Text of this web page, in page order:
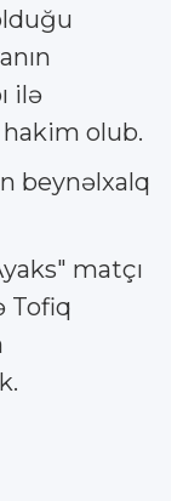
ilə
hakim olub.
beynəlxalq
matçı
Tofiq